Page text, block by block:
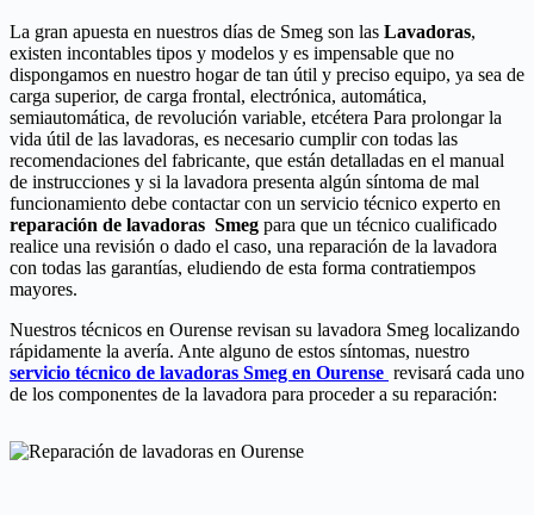
La gran apuesta en nuestros días de Smeg son las Lavadoras,
existen incontables tipos y modelos y es impensable que no
dispongamos en nuestro hogar de tan útil y preciso equipo, ya sea de
carga superior, de carga frontal, electrónica, automática,
semiautomática, de revolución variable, etcétera Para prolongar la
vida útil de las lavadoras, es necesario cumplir con todas las
recomendaciones del fabricante, que están detalladas en el manual
de instrucciones y si la lavadora presenta algún síntoma de mal
funcionamiento debe contactar con un servicio técnico experto en
reparación de lavadoras Smeg para que un técnico cualificado
realice una revisión o dado el caso, una reparación de la lavadora
con todas las garantías, eludiendo de esta forma contratiempos
mayores.
Nuestros técnicos en Ourense revisan su lavadora Smeg localizando
rápidamente la avería. Ante alguno de estos síntomas, nuestro
servicio técnico de lavadoras Smeg en Ourense revisará cada uno
de los componentes de la lavadora para proceder a su reparación: